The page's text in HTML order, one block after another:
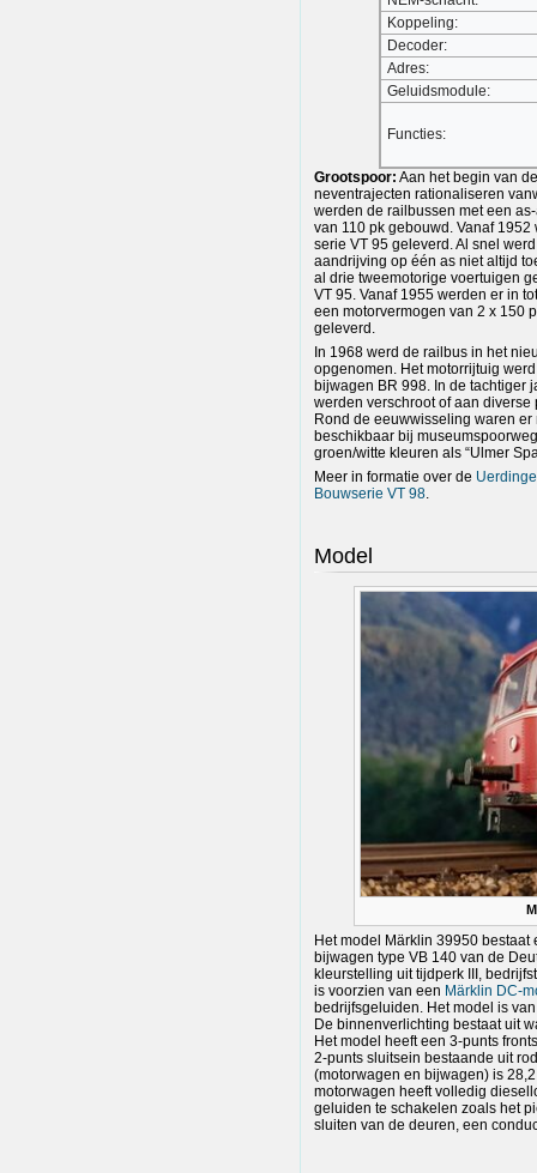
Koppeling:
Decoder:
Adres:
Geluidsmodule:
Functies:
Grootspoor: Aan het begin van
neventrajecten rationaliseren
werden de railbussen met een
van 110 pk gebouwd. Vanaf
serie VT 95 geleverd. Al snel
aandrijving op één as niet altijd
al drie tweemotorige voertuigen
VT 95. Vanaf 1955 werden er in
een motorvermogen van 2 x 150
geleverd.
In 1968 werd de railbus in het
opgenomen. Het motorrijtuig
bijwagen BR 998. In de tachtiger
werden verschroot of aan
Rond de eeuwwisseling waren
beschikbaar bij
groen/witte kleuren als “Ulmer
Meer in formatie over de
Bouwserie VT 98.
Model
Het model Märklin 39950
bijwagen type VB 140 van de
kleurstelling uit tijdperk III,
is voorzien van een Märklin DC-
bedrijfsgeluiden. Het model is
De binnenverlichting bestaat uit
Het model heeft een 3-punts
2-punts sluitsein bestaande uit
(motorwagen en bijwagen) is
motorwagen heeft volledig
geluiden te schakelen zoals het
sluiten van de deuren, een